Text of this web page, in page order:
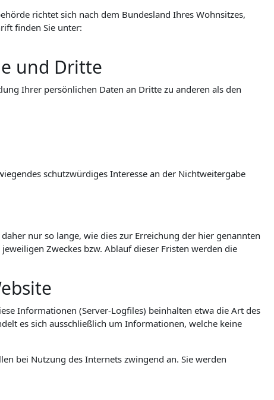
richtet sich nach dem Bundesland Ihres Wohnsitzes,
finden Sie unter:
und Dritte
Ihrer persönlichen Daten an Dritte zu anderen als den
schutzwürdiges Interesse an der Nichtweitergabe
nur so lange, wie dies zur Erreichung der hier genannten
Zweckes bzw. Ablauf dieser Fristen werden die
Informationen (Server-Logfiles) beinhalten etwa die Art des
es sich ausschließlich um Informationen, welche keine
bei Nutzung des Internets zwingend an. Sie werden